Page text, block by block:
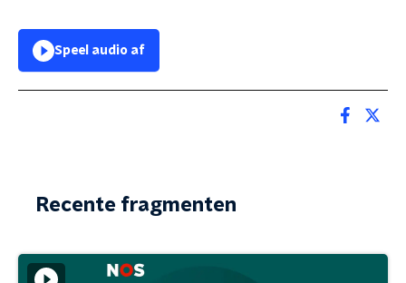
Speel audio af
Recente fragmenten